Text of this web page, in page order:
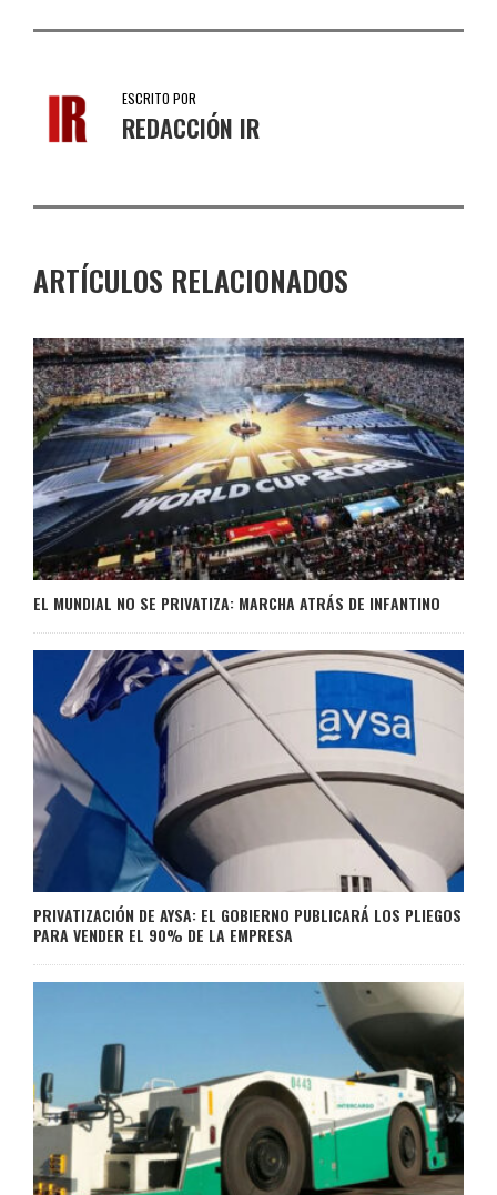
ESCRITO POR
REDACCIÓN IR
ARTÍCULOS RELACIONADOS
EL MUNDIAL NO SE PRIVATIZA: MARCHA ATRÁS DE INFANTINO
PRIVATIZACIÓN DE AYSA: EL GOBIERNO PUBLICARÁ LOS PLIEGOS
PARA VENDER EL 90% DE LA EMPRESA